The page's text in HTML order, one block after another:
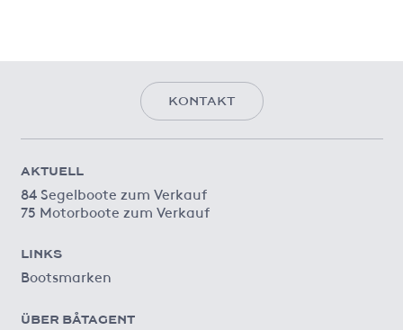
KONTAKT
AKTUELL
84 Segelboote zum Verkauf
75 Motorboote zum Verkauf
LINKS
Bootsmarken
ÜBER BÅTAGENT